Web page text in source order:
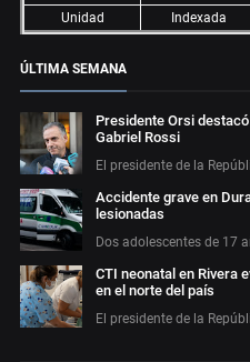
Unidad
Indexada
ÚLTIMA SEMANA
Presidente Orsi
Gabriel Rossi
El presidente de la
Accidente grave en
lesionadas
Dos adolescentes de 17
CTI neonatal en Rivera
en el norte del país
El presidente de la